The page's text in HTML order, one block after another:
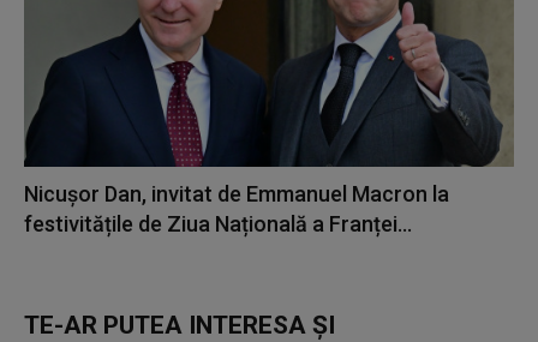
Nicuşor Dan, invitat de Emmanuel Macron la
festivitățile de Ziua Națională a Franței...
TE-AR PUTEA INTERESA ȘI